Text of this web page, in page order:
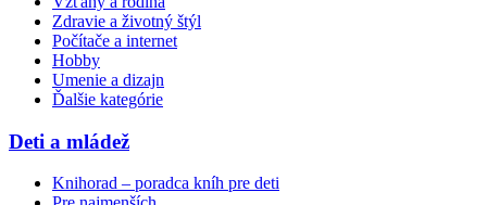
Zdravie a životný štýl
Počítače a internet
Hobby
Umenie a dizajn
Ďalšie kategórie
Deti a mládež
Knihorad – poradca kníh pre deti